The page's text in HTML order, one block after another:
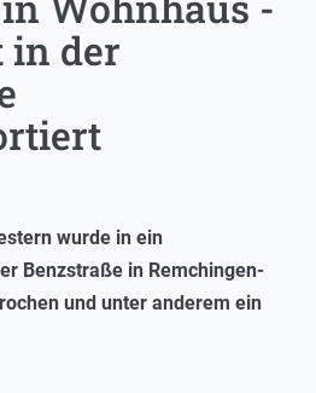
in der
wurde in ein
Benzstraße in Remchingen-
und unter anderem ein